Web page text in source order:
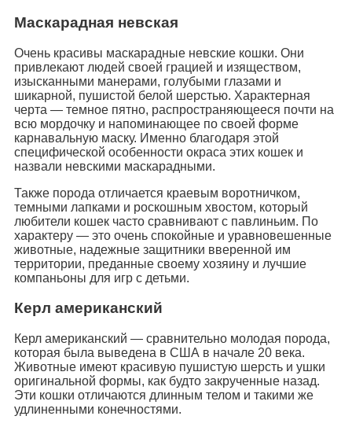
Маскарадная невская
Очень красивы маскарадные невские кошки. Они
привлекают людей своей грацией и изяществом,
изысканными манерами, голубыми глазами и
шикарной, пушистой белой шерстью. Характерная
черта — темное пятно, распространяющееся почти на
всю мордочку и напоминающее по своей форме
карнавальную маску. Именно благодаря этой
специфической особенности окраса этих кошек и
назвали невскими маскарадными.
Также порода отличается краевым воротничком,
темными лапками и роскошным хвостом, который
любители кошек часто сравнивают с павлиньим. По
характеру — это очень спокойные и уравновешенные
животные, надежные защитники вверенной им
территории, преданные своему хозяину и лучшие
компаньоны для игр с детьми.
Керл американский
Керл американский — сравнительно молодая порода,
которая была выведена в США в начале 20 века.
Животные имеют красивую пушистую шерсть и ушки
оригинальной формы, как будто закрученные назад.
Эти кошки отличаются длинным телом и такими же
удлиненными конечностями.